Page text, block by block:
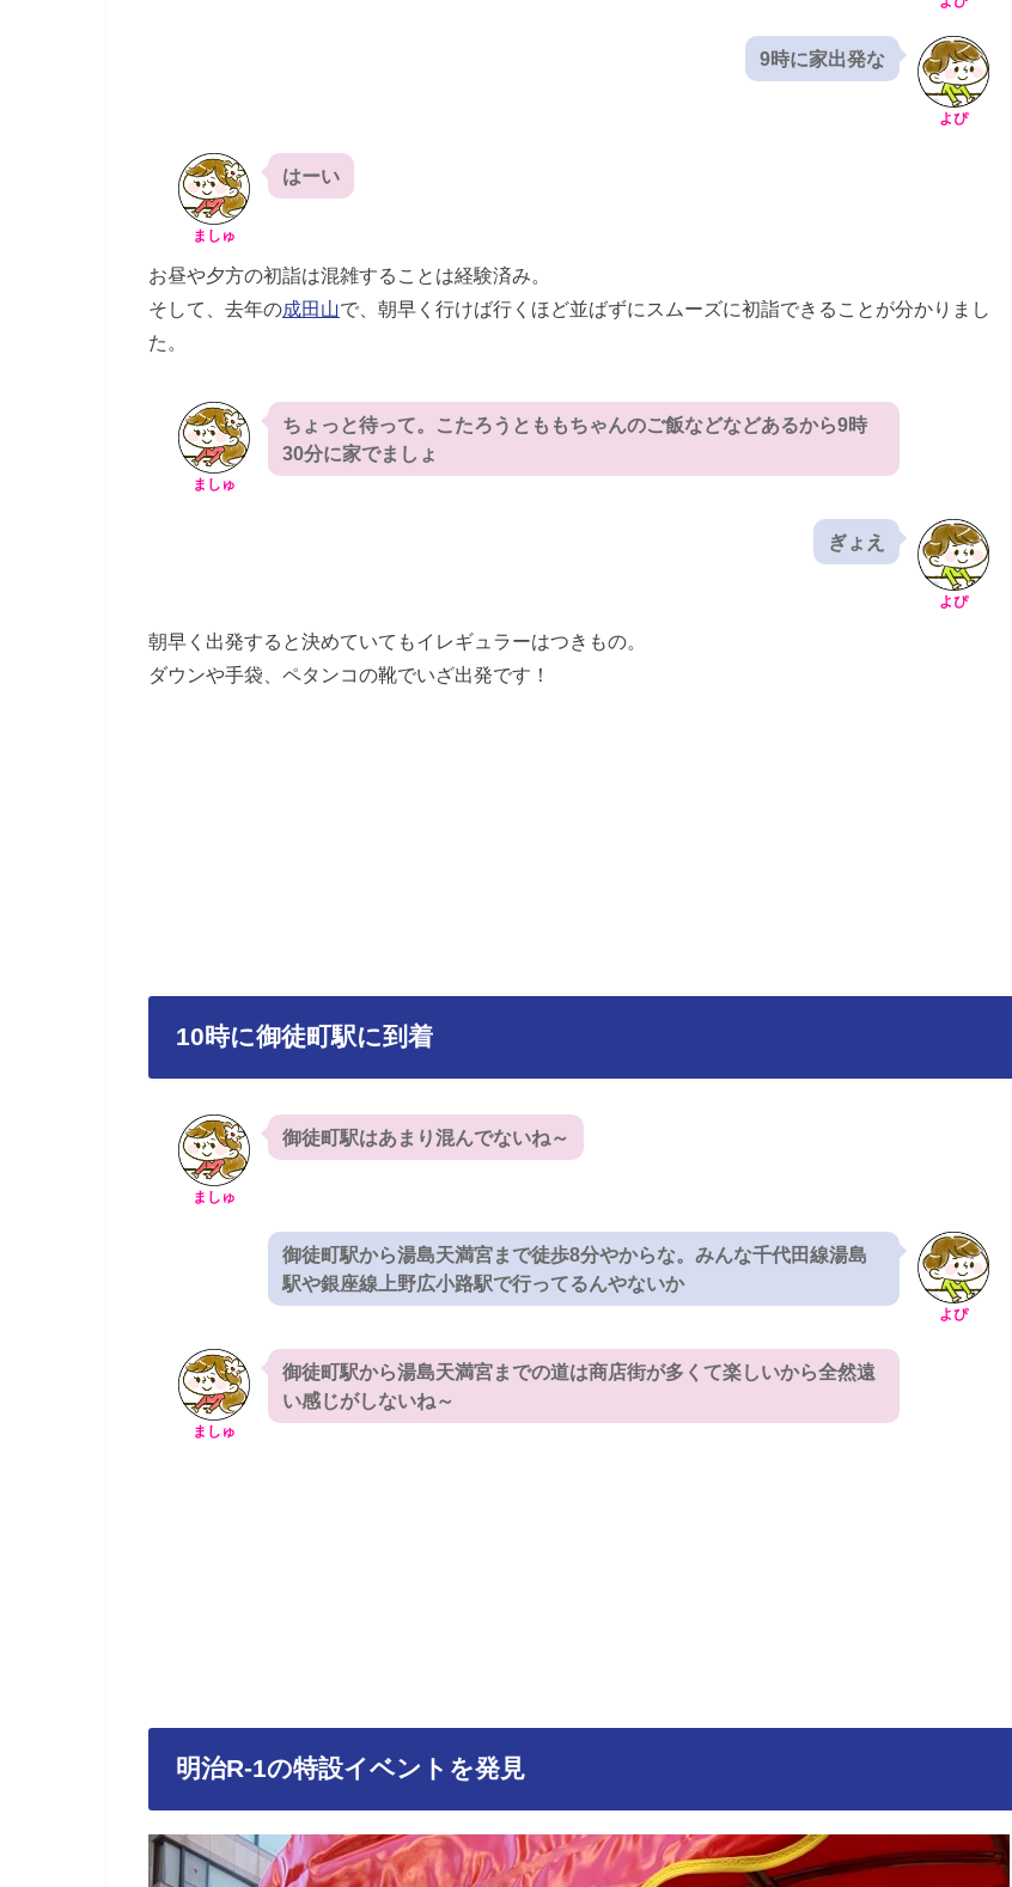
よぴ
9時に家出発な
ましゅ
はーい
お昼や夕方の初詣は混雑することは経験済み。
そして、去年の成田山で、朝早く行けば行くほど並ばずにスムーズに初詣できることが分かりまし
た。
ましゅ
ちょっと待って。こたろうとももちゃんのご飯などなどあるから9時
30分に家でましょ
よぴ
ぎょえ
朝早く出発すると決めていてもイレギュラーはつきもの。
ダウンや手袋、ペタンコの靴でいざ出発です！
10時に御徒町駅に到着
ましゅ
御徒町駅はあまり混んでないね～
よぴ
御徒町駅から湯島天満宮まで徒歩8分やからな。みんな千代田線湯島
駅や銀座線上野広小路駅で行ってるんやないか
ましゅ
御徒町駅から湯島天満宮までの道は商店街が多くて楽しいから全然遠
い感じがしないね～
明治R-1の特設イベントを発見